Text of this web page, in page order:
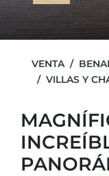
VENTA
VILLAS Y